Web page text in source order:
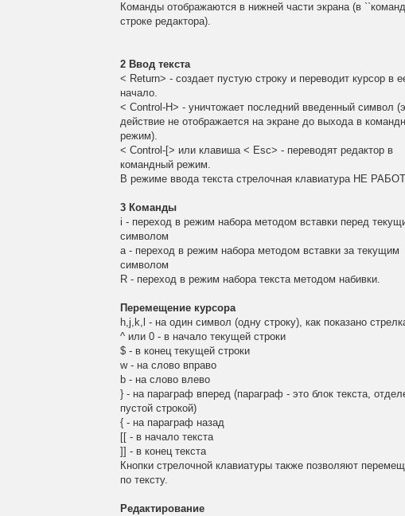
Команды отображаются в нижней части экрана (в
строке редактора).
2 Ввод текста
< Return> - создает пустую строку и переводит курсор в
начало.
< Control-H> - уничтожает последний введенный символ
действие не отображается на экране до выхода в
режим).
< Control-[> или клавиша < Esc> - переводят редактор в
командный режим.
В режиме ввода текста стрелочная клавиатура НЕ
3 Команды
i - переход в режим набора методом вставки перед
символом
a - переход в режим набора методом вставки за текущим
символом
R - переход в режим набора текста методом набивки.
Перемещение курсора
h,j,k,l - на один символ (одну строку), как показано
^ или 0 - в начало текущей строки
$ - в конец текущей строки
w - на слово вправо
b - на слово влево
} - на параграф вперед (параграф - это блок текста,
пустой строкой)
{ - на параграф назад
[[ - в начало текста
]] - в конец текста
Кнопки стрелочной клавиатуры также позволяют
по тексту.
Редактирование